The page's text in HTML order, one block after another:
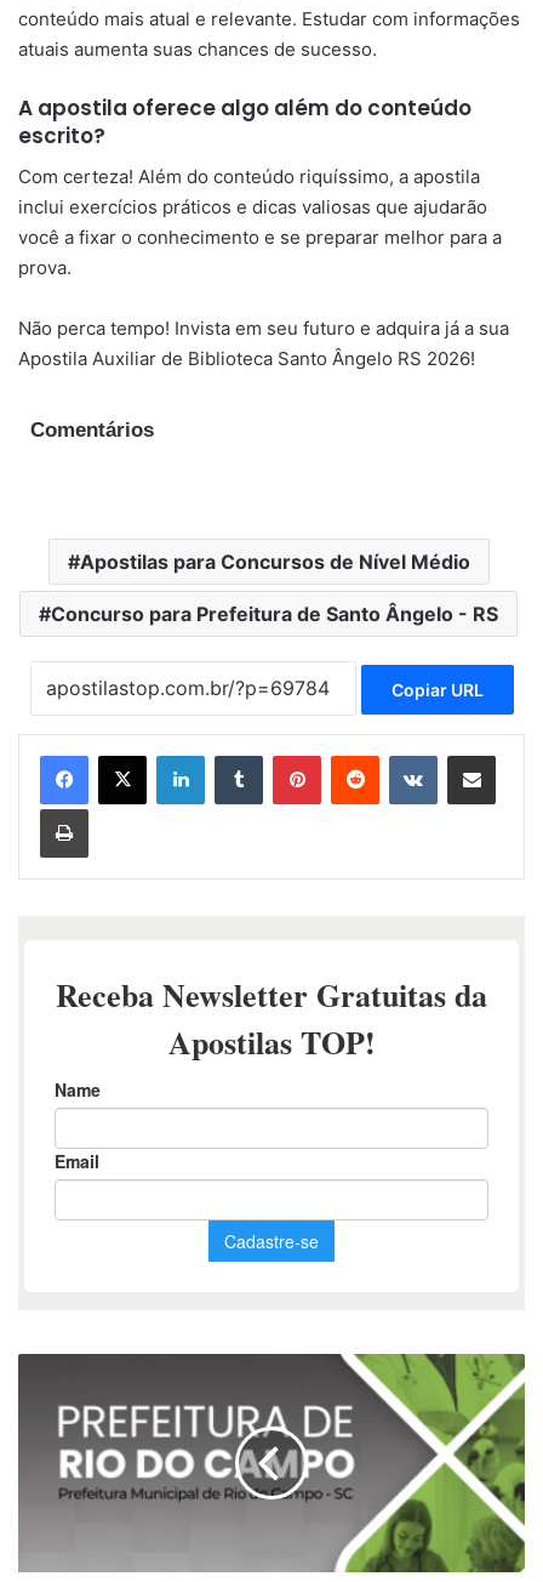
conteúdo mais atual e relevante. Estudar com informações
atuais aumenta suas chances de sucesso.
A apostila oferece algo além do conteúdo
escrito?
Com certeza! Além do conteúdo riquíssimo, a apostila
inclui exercícios práticos e dicas valiosas que ajudarão
você a fixar o conhecimento e se preparar melhor para a
prova.
Não perca tempo! Invista em seu futuro e adquira já a sua
Apostila Auxiliar de Biblioteca Santo Ângelo RS 2026!
Comentários
Apostilas para Concursos de Nível Médio
Concurso para Prefeitura de Santo Ângelo - RS
Copiar URL
LinkedinTumblr PinterestReddit VK Compartilhar via e-mail
Imprimir
Futuro:
Apostila
Enfermagem